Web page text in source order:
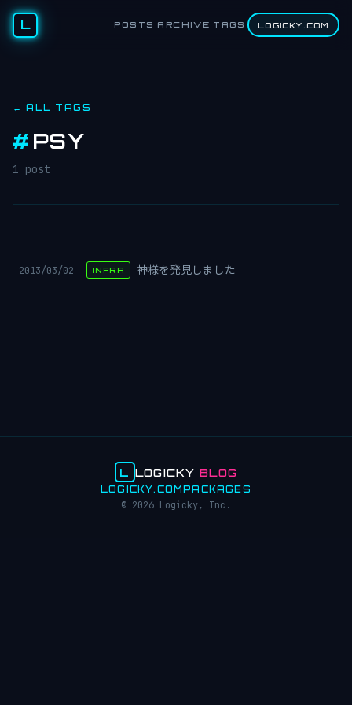
L POSTS ARCHIVE TAGS LOGICKY.COM
← ALL TAGS
# PSY
1 post
2013/03/02 INFRA 神様を発見しました
L LOGICKYBLOG
LOGICKY.COM PACKAGES
© 2026 Logicky, Inc.